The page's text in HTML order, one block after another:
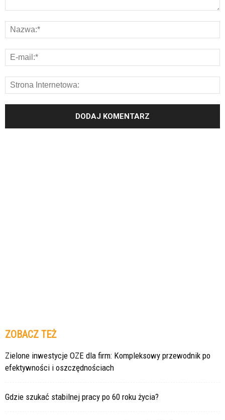
ZOBACZ TEŻ
Zielone inwestycje OZE dla firm: Kompleksowy przewodnik po
efektywności i oszczędnościach
Gdzie szukać stabilnej pracy po 60 roku życia?